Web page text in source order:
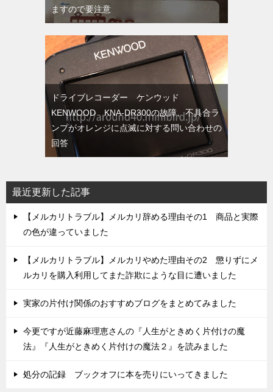
ますので要注意
ドライブレコーダー ケンウッド
KENWOOD KNA-DR300の故障、不具合ラ
ンプがオレンジに点滅に対する問い合わせの
回答
最近更新した記事
【メルカリトラブル】メルカリ辞める理由その1 商品と実際
の色が違っていました
【メルカリトラブル】メルカリやめた理由その2 懲りずにメ
ルカリを購入利用してまた詐欺にような目に遭いました
実家の片付け関係のおすすめブログをまとめてみました
今更ですが近藤麻理恵さんの『人生がときめく片付けの魔
法』『人生がときめく片付けの魔法２』を読みました
処分の記録 ブックオフに本を売りにいってきました